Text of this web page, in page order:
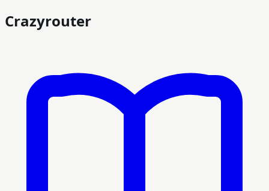
Crazyrouter